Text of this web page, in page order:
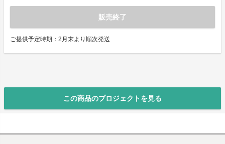
販売終了
ご提供予定時期：2月末より順次発送
この商品のプロジェクトを見る